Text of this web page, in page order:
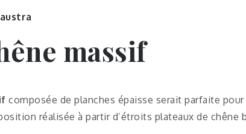
massif
composée de planches épaisse serait parfaite
réalisée à partir d’étroits plateaux de chêne